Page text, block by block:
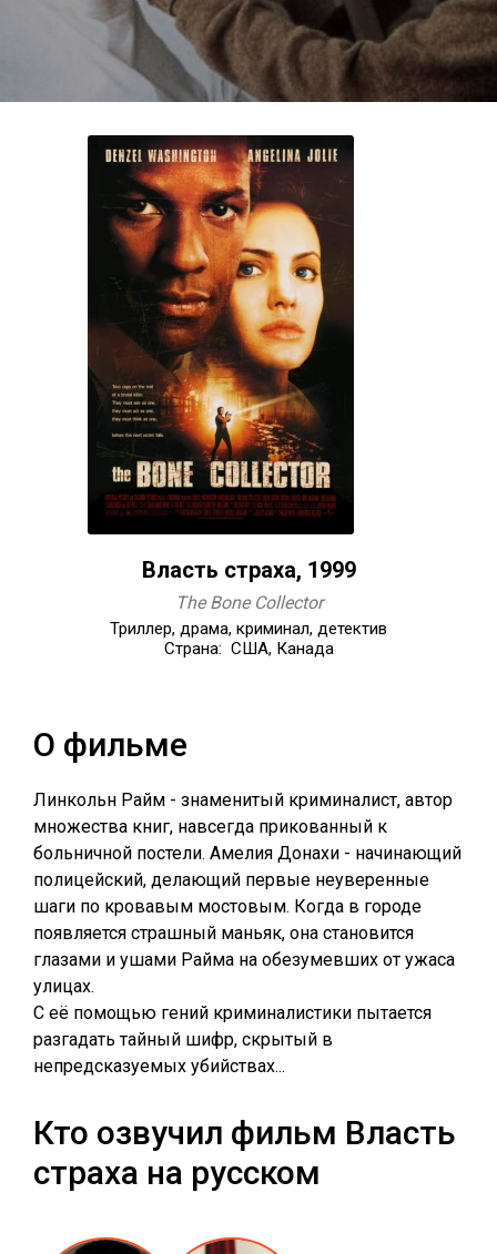
Власть страха, 1999
The Bone Collector
Триллер, драма, криминал, детектив
Страна: США, Канада
О фильме
Линкольн Райм - знаменитый криминалист, автор
множества книг, навсегда прикованный к
больничной постели. Амелия Донахи - начинающий
полицейский, делающий первые неуверенные
шаги по кровавым мостовым. Когда в городе
появляется страшный маньяк, она становится
глазами и ушами Райма на обезумевших от ужаса
улицах.
С её помощью гений криминалистики пытается
разгадать тайный шифр, скрытый в
непредсказуемых убийствах...
Кто озвучил фильм Власть
страха на русском